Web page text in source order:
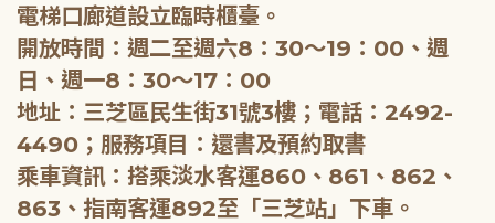
電梯口廊道設立臨時櫃臺。
開放時間：週二至週六8：30～19：00、週
日、週一8：30～17：00
地址：三芝區民生街31號3樓；電話：2492-
4490；服務項目：還書及預約取書
乘車資訊：搭乘淡水客運860、861、862、
863、指南客運892至「三芝站」下車。